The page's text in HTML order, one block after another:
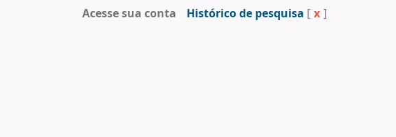
Acesse sua conta Histórico de pesquisa [ x ]